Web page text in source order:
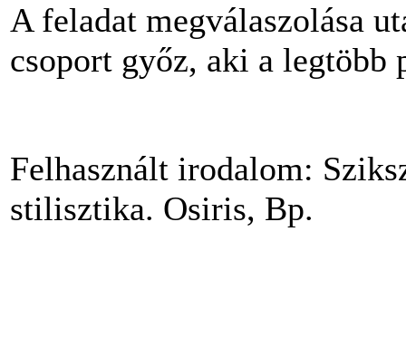
A feladat megválaszolása
csoport győz, aki a legtöbb
Felhasznált irodalom:
stilisztika. Osiris, Bp.